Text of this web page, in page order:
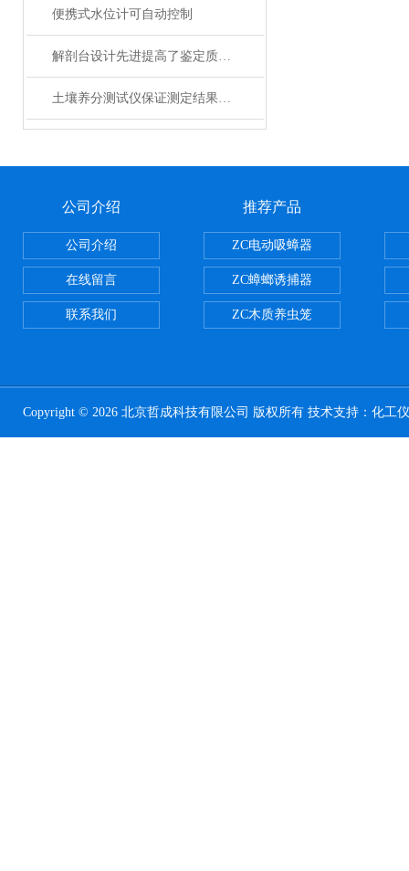
便携式水位计可自动控制
解剖台设计先进提高了鉴定质量和检验水平
土壤养分测试仪保证测定结果精度
公司介绍
公司介绍
在线留言
联系我们
推荐产品
ZC电动吸蟑器
ZC蟑螂诱捕器
ZC木质养虫笼
Copyright © 2026 北京哲成科技有限公司 版权所有 技术支持： 化工